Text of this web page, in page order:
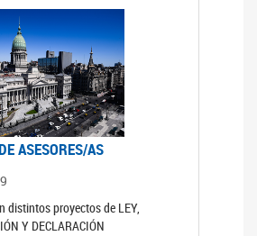
ASESORES/AS
distintos proyectos de LEY,
Y DECLARACIÓN